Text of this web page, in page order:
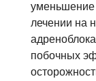
уменьшение
лечении на
побочных